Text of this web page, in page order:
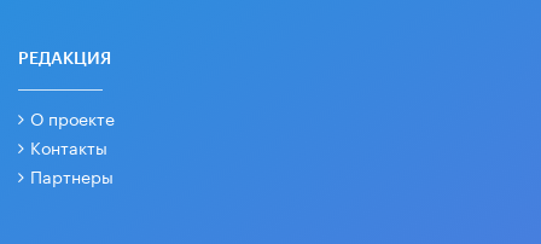
РЕДАКЦИЯ
О проекте
Контакты
Партнеры